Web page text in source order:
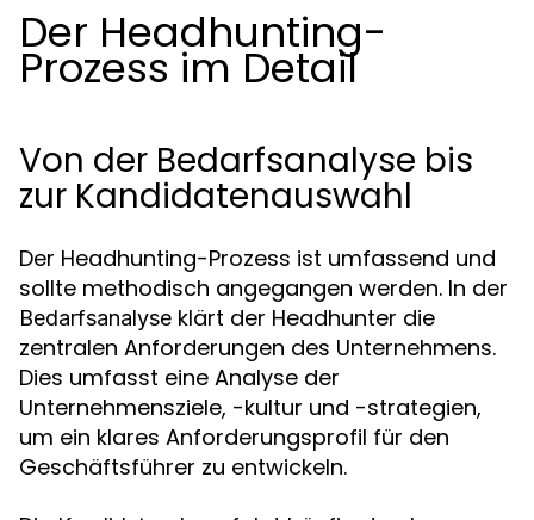
Der Headhunting-
Prozess im Detail
Von der Bedarfsanalyse bis
zur Kandidatenauswahl
Der Headhunting-Prozess ist umfassend und
sollte methodisch angegangen werden. In der
Bedarfsanalyse klärt der Headhunter die
zentralen Anforderungen des Unternehmens.
Dies umfasst eine Analyse der
Unternehmensziele, -kultur und -strategien,
um ein klares Anforderungsprofil für den
Geschäftsführer zu entwickeln.